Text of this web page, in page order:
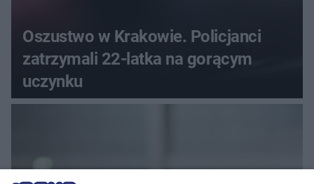
Oszustwo w Krakowie. Policjanci
zatrzymali 22-latka na gorącym
uczynku